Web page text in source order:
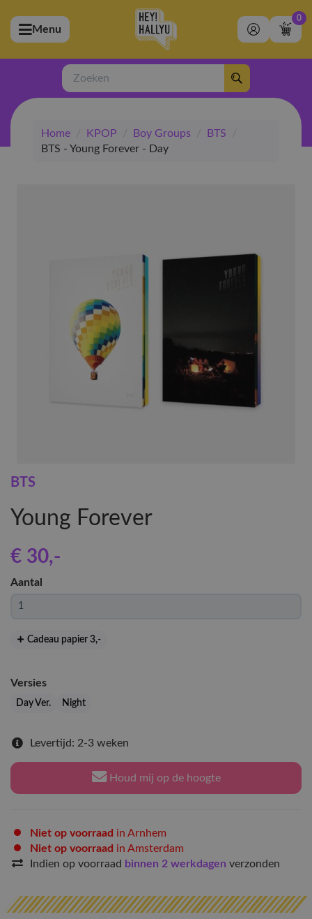
(Artiesten)
(Merchandise)
(Exclusive)
(Winkel)
Menu
0
Zoeken
Home / KPOP / Boy Groups / BTS
/
BTS - Young Forever - Day
BTS
Young Forever
€ 30,-
Aantal
Cadeau papier 3,-
Versies
Day Ver. Night
Levertijd: 2-3 weken
Houd mij op de hoogte
Niet op voorraad in Arnhem
Niet op voorraad in Amsterdam
Indien op voorraad binnen 2 werkdagen verzonden